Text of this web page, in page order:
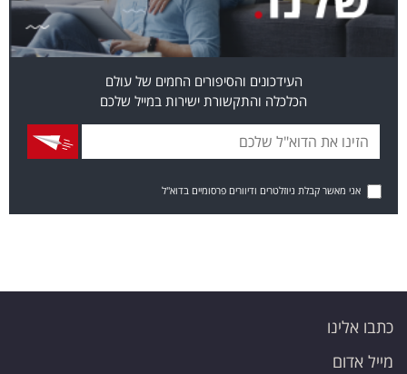
העידכונים והסיפורים החמים של עולם
הכלכלה והתקשורת ישירות במייל שלכם
אני מאשר קבלת ניוזלטרים ודיוורים פרסומיים בדוא"ל
כתבו אלינו
מייל אדום